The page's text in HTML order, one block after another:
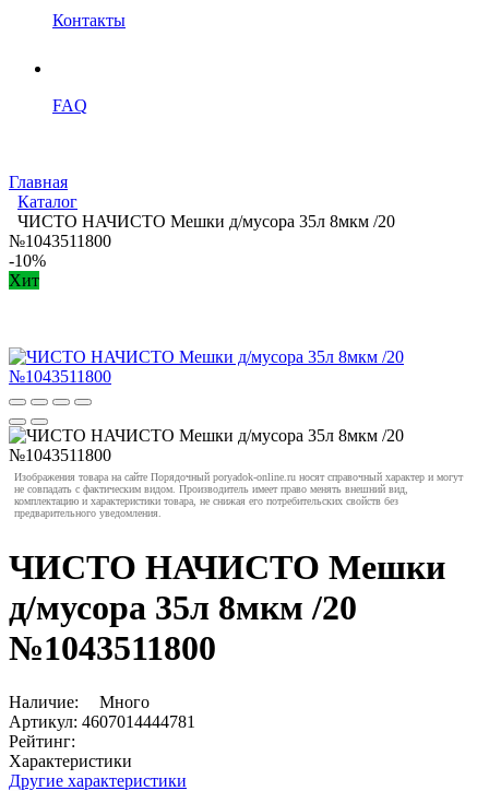
Контакты
FAQ
Главная
Каталог
ЧИСТО НАЧИСТО Мешки д/мусора 35л 8мкм /20
№1043511800
-10%
Хит
Изображения товара на сайте Порядочный poryadok-online.ru носят справочный характер и могут
не совпадать с фактическим видом. Производитель имеет право менять внешний вид,
комплектацию и характеристики товара, не снижая его потребительских свойств без
предварительного уведомления.
ЧИСТО НАЧИСТО Мешки
д/мусора 35л 8мкм /20
№1043511800
Наличие:
Много
Артикул: 4607014444781
Рейтинг:
Характеристики
Другие характеристики